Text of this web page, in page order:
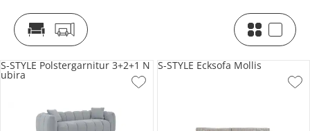
S-STYLE Polstergarnitur 3+2+1 N
ubira
S-STYLE Ecksofa Mollis